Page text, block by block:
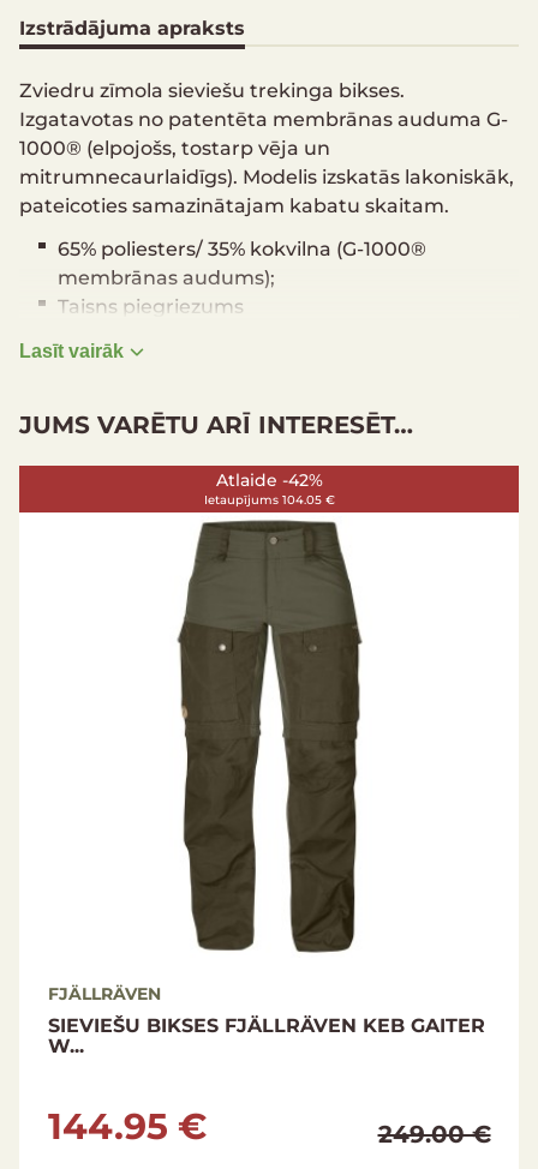
Izstrādājuma apraksts
Zviedru zīmola sieviešu trekinga bikses.
Izgatavotas no patentēta membrānas auduma G-
1000® (elpojošs, tostarp vēja un
mitrumnecaurlaidīgs). Modelis izskatās lakoniskāk,
pateicoties samazinātajam kabatu skaitam.
65% poliesters/ 35% kokvilna (G-1000®
membrānas audums);
Taisns piegriezums
daudzfunkcionālajam instrumentam un cirvim
Var mazgāt veļas mašīnā
Ik pa laikam ir jāpārklāj ar vasku
Kabatas uz ceļgaliem mīkstinošajiem
ieliktņiem (nav ietvertas komplektācijā)
Nefiksēts garums
Lasīt vairāk
JUMS VARĒTU ARĪ INTERESĒT…
Atlaide -42%
Ietaupījums 104.05 €
FJÄLLRÄVEN
SIEVIEŠU BIKSES FJÄLLRÄVEN KEB GAITER
W...
144.95 € 249.00 €